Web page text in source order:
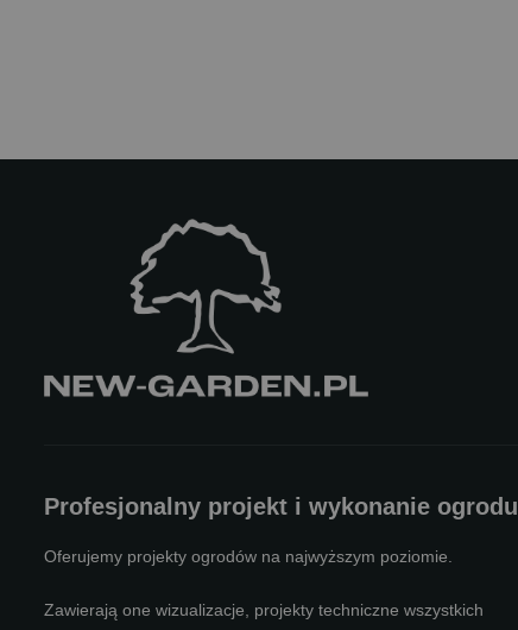
Profesjonalny projekt i wykonanie ogrodu
Oferujemy projekty ogrodów na najwyższym poziomie.
Zawierają one wizualizacje, projekty techniczne wszystkich